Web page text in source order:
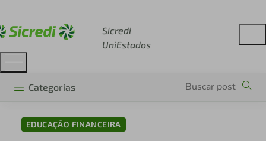
Sicredi
UniEstados
Categorias
EDUCAÇÃO FINANCEIRA